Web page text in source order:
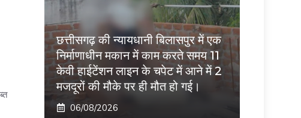
छत्तीसगढ़ की न्यायधानी बिलासपुर में एक
निर्माणाधीन मकान में काम करते समय 11
केवी हाईटेंशन लाइन के चपेट में आने में 2
मजदूरों की मौके पर ही मौत हो गई।
06/08/2026